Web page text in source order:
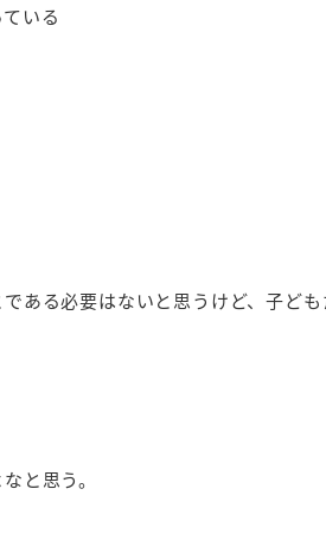
いる
ある必要はないと思うけど、子ど
と思う。